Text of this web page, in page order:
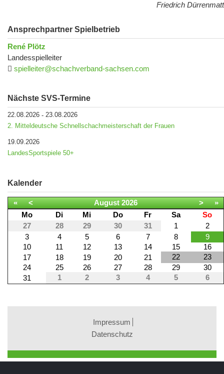
Friedrich Dürrenmatt
Ansprechpartner Spielbetrieb
René Plötz
Landesspielleiter
spielleiter@schachverband-sachsen.com
Nächste SVS-Termine
22.08.2026 - 23.08.2026
2. Mitteldeutsche Schnellschachmeisterschaft der Frauen
19.09.2026
LandesSportspiele 50+
Kalender
« < August 2026 >
»
Mo
Di Mi Do Fr Sa
So
27
28 29 30 31 1
2
3
4 5 6 7 8
9
10
11 12 13 14 15
16
17
18 19 20 21 22
23
24
25 26 27 28 29
30
31
1 2 3 4 5 6
Impressum
Datenschutz